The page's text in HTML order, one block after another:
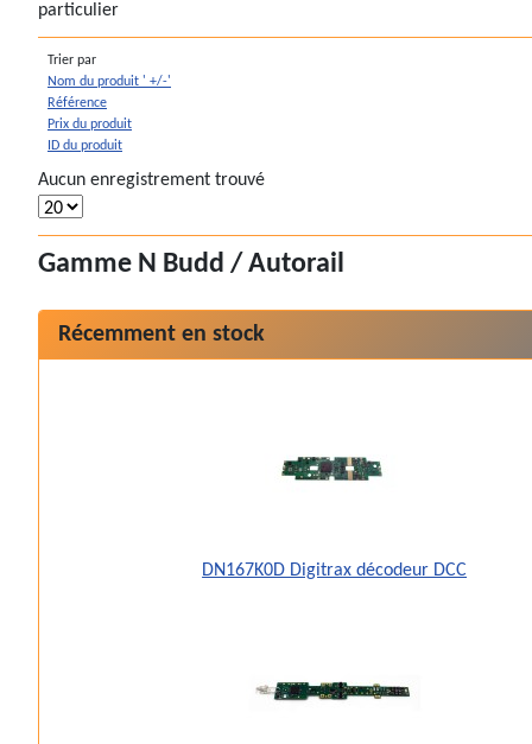
particulier
Trier par
Nom du produit ' +/-'
Référence
Prix du produit
ID du produit
Aucun enregistrement trouvé
Gamme N Budd / Autorail
Récemment en stock
DN167K0D Digitrax décodeur DCC